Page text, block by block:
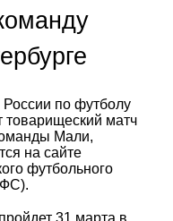
по футболу
товарищеский матч
Мали,
на сайте
футбольного